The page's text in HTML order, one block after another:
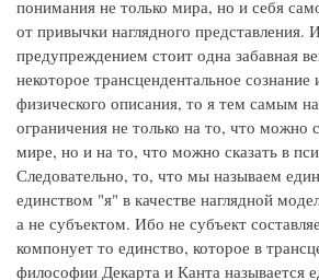
понимания не только мира, но и себя
от привычки наглядного представления.
предупреждением стоит одна забавная
некоторое трансцендентальное
физического описания, то я тем самым
ограничения не только на то, что можно
мире, но и на то, что можно сказать в
Следовательно, то, что мы называем
единством "я" в качестве наглядной
а не субъектом. Ибо не субъект
компонует то единство, которое в
философии Декарта и Канта называется